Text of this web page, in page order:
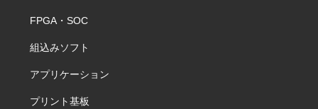
FPGA・SOC
組込みソフト
アプリケーション
プリント基板